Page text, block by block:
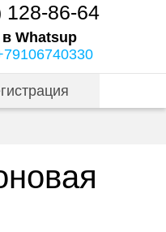
128-86-64
Whatsup